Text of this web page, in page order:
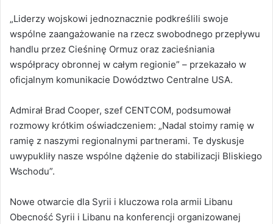
„Liderzy wojskowi jednoznacznie podkreślili swoje
wspólne zaangażowanie na rzecz swobodnego przepływu
handlu przez Cieśninę Ormuz oraz zacieśniania
współpracy obronnej w całym regionie” – przekazało w
oficjalnym komunikacie Dowództwo Centralne USA.
Admirał Brad Cooper, szef CENTCOM, podsumował
rozmowy krótkim oświadczeniem: „Nadal stoimy ramię w
ramię z naszymi regionalnymi partnerami. Te dyskusje
uwypukliły nasze wspólne dążenie do stabilizacji Bliskiego
Wschodu”.
Nowe otwarcie dla Syrii i kluczowa rola armii Libanu
Obecność Syrii i Libanu na konferencji organizowanej